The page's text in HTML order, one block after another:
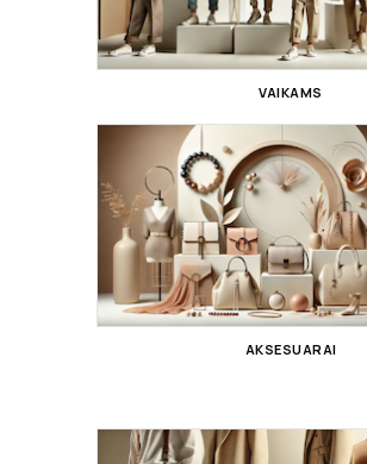
VAIKAMS
AKSESUARAI